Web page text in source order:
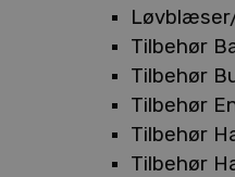
Tilbehør
Tilbehør
Tilbehør
Tilbehør
Tilbehør